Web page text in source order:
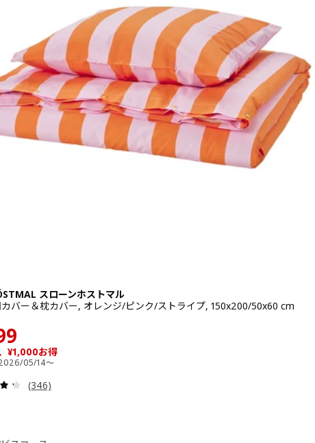
スローンホストマル
バー＆枕カバー, オレンジ/ピンク/ストライプ, 150x200/50x60 cm
¥ 3999
2999
¥1,000お得
05/14～
レビュー: 4.3 から 5 星です。 総レビュー数:
(346)